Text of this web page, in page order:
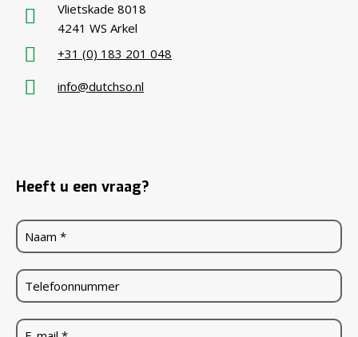
Vlietskade 8018
4241 WS Arkel
+31 (0) 183 201 048
info@dutchso.nl
Heeft u een vraag?